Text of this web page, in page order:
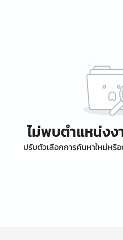
ไม่พบตำแหน่ง
ปรับตัวเลือกการค้นหาใหม่หรื